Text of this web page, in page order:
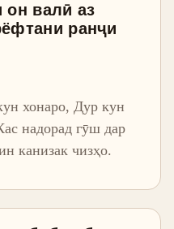
он валӣ аз
ранҷи
хонаро, Дур кун
надорад гӯш дар
канизак чизҳо.